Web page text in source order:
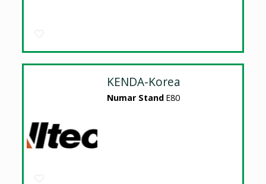
KENDA-Korea
Numar Stand E80